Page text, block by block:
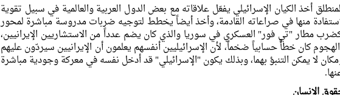
أخذ الكيان الإسرائيلي يفعّل علاقاته مع بعض الدول العربية والعالمية في سبيل تقوية
منها في صراعاته القادمة، وأخذ أيضاً يخطط لتوجيه ضربات مدروسة مباشرة لمحور
كضرب مطار "تي فور" العسكري في سوريا والذي كان يضم عدداً من الاستشاريين الإيرانيين،
كان خطأً حسابياً ضخماً، لأن الإسرائيليين أنفسهم يعلمون أن الإيرانيين سيردّون عليهم
لا يمكن التنبؤ بهما، وبذلك يكون "الإسرائيلي" قد أدخل نفسه في معركة وجودية مباشرة